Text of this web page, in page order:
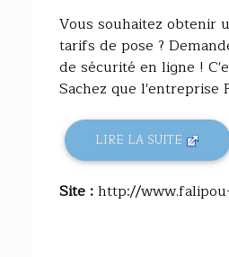
Vous souhaitez obtenir
tarifs de pose ?
de sécurité en ligne !
Sachez que l'entreprise
LIRE LA SUITE
Site :http://